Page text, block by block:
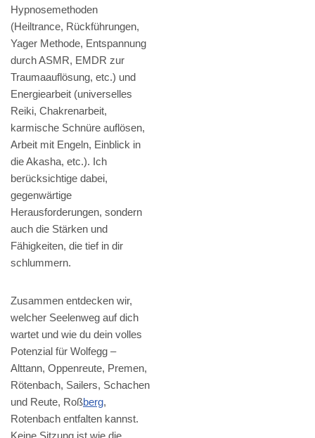
Hypnosemethoden
(Heiltrance, Rückführungen,
Yager Methode, Entspannung
durch ASMR, EMDR zur
Traumaauflösung, etc.) und
Energiearbeit (universelles
Reiki, Chakrenarbeit,
karmische Schnüre auflösen,
Arbeit mit Engeln, Einblick in
die Akasha, etc.). Ich
berücksichtige dabei,
gegenwärtige
Herausforderungen, sondern
auch die Stärken und
Fähigkeiten, die tief in dir
schlummern.
Zusammen entdecken wir,
welcher Seelenweg auf dich
wartet und wie du dein volles
Potenzial für Wolfegg –
Alttann, Oppenreute, Premen,
Rötenbach, Sailers, Schachen
und Reute, Roßberg,
Rotenbach entfalten kannst.
Keine Sitzung ist wie die